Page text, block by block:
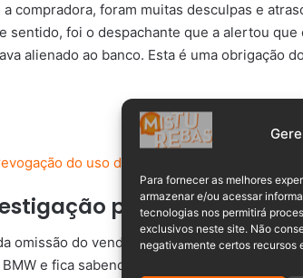
Para fornecer as melhores
armazenar e/ou acessar
tecnologias nos permitirá
exclusivos neste site. Não
negativamente certos recursos
compradora, foram muitas desculpas e
sentido, foi o despachante que a alertou que
alienado ao banco. Esta é uma obrigação
do uso de tornozeleira por deputado
para achar o
omissão do vendedor em realizar a
e fica sabendo que além da demora na